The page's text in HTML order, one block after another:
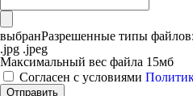
выбранРазрешенные типы
.jpg .jpeg
Максимальный вес файла 15мб
Согласен с условиями